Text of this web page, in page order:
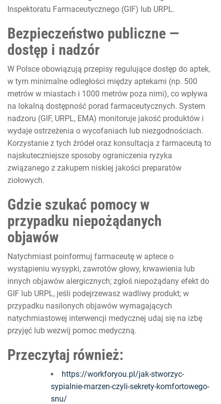
Inspektoratu Farmaceutycznego (GIF) lub URPL.
Bezpieczeństwo publiczne —
dostęp i nadzór
W Polsce obowiązują przepisy regulujące dostęp do aptek,
w tym minimalne odległości między aptekami (np. 500
metrów w miastach i 1000 metrów poza nimi), co wpływa
na lokalną dostępność porad farmaceutycznych. System
nadzoru (GIF, URPL, EMA) monitoruje jakość produktów i
wydaje ostrzeżenia o wycofaniach lub niezgodnościach.
Korzystanie z tych źródeł oraz konsultacja z farmaceutą to
najskuteczniejsze sposoby ograniczenia ryzyka
związanego z zakupem niskiej jakości preparatów
ziołowych.
Gdzie szukać pomocy w
przypadku niepożądanych
objawów
Natychmiast poinformuj farmaceutę w aptece o
wystąpieniu wysypki, zawrotów głowy, krwawienia lub
innych objawów alergicznych; zgłoś niepożądany efekt do
GIF lub URPL, jeśli podejrzewasz wadliwy produkt; w
przypadku nasilonych objawów wymagających
natychmiastowej interwencji medycznej udaj się na izbę
przyjęć lub wezwij pomoc medyczną.
Przeczytaj również:
https://workforyou.pl/jak-stworzyc-
sypialnie-marzen-czyli-sekrety-komfortowego-
snu/